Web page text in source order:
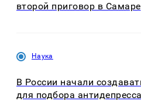
второй приговор в Самаре
Наука
В России начали
для подбора